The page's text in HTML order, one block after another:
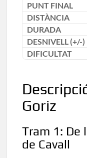
PUNT FINAL
DISTÀNCIA
DURADA
DESNIVELL (+/-)
DIFICULTAT
Goriz
Tram 1: De
de Cavall